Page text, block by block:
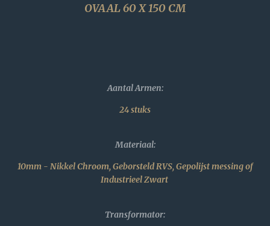
OVAAL 60 X 150 CM
Aantal Armen:
24 stuks
Materiaal:
10mm - Nikkel Chroom, Geborsteld RVS, Gepolijst messing of
Industrieel Zwart
Transformator: